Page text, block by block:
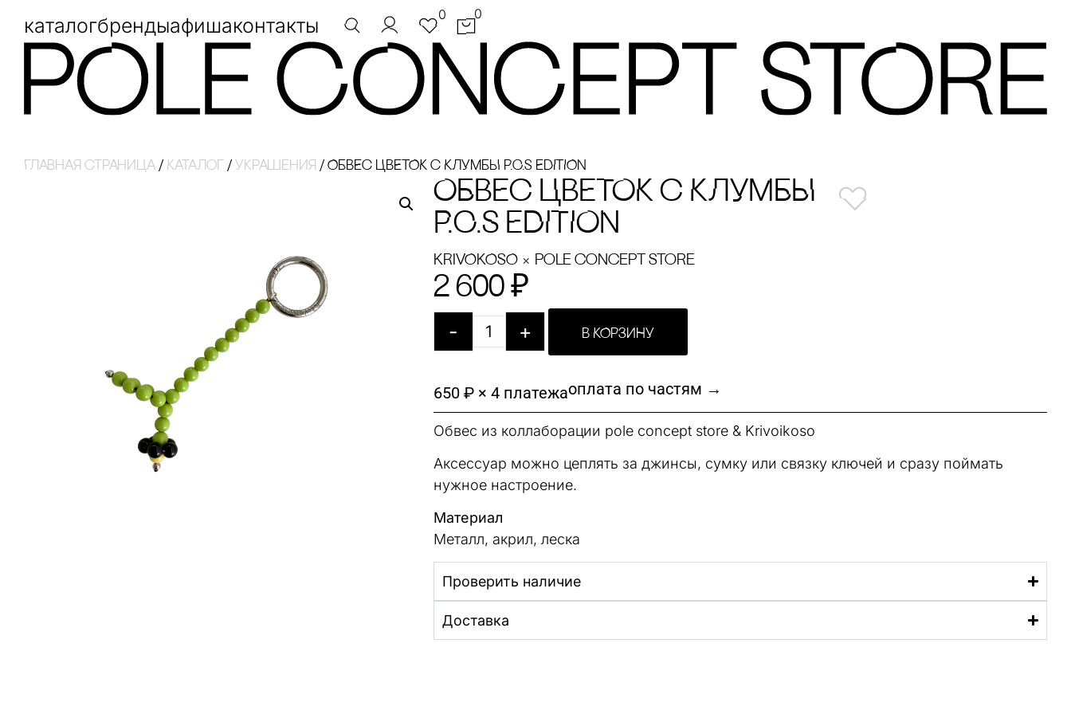
каталогбрендыафишаконтакты 0 0
Главная страница / Каталог / украшения / ОБВЕс ЦВЕТОК с КЛУМБЫ P.C.S EDITION
ОБВЕс ЦВЕТОК с КЛУМБЫ
P.C.S EDITION
KRiVOKOSO× pole concept store
2 600 ₽
- + В КОРЗИНУ
650 ₽ × 4 платежаоплата по частям →
Обвес из коллаборации pole concept store & Krivoikoso
Аксессуар можно цеплять за джинсы, сумку или связку ключей и сразу поймать
нужное настроение.
Материал
Металл, акрил, леска
Проверить наличие
Доставка